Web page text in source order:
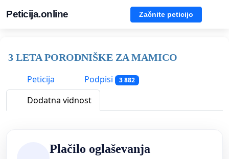
Peticija.online Začnite peticijo
3 LETA PORODNIŠKE ZA MAMICO
Peticija
Podpisi 3 882
Dodatna vidnost
Plačilo oglaševanja